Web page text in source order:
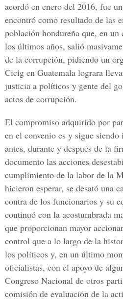
acordó en enero del 2016, fue
encontró como resultado de las
población hondureña que, en un
los últimos años, salió
de la corrupción, pidiendo un
Cicig en Guatemala lograra
justicia a políticos y gente del
actos de corrupción.
El compromiso adquirido por
en el convenio es y sigue
antes, durante y después de la
documento las acciones
cumplimiento de la labor de la
hicieron esperar, se desató una
contra de los funcionarios y su
continuó con la acostumbrada
que proporcionan mayor
control que a lo largo de la
los políticos y, en un último
oficialistas, con el apoyo de
Congreso Nacional de otros
comisión de evaluación de la